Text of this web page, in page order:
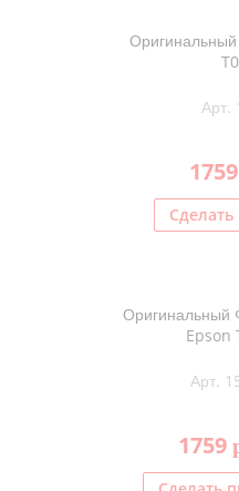
Арт.
1759
Сделать
Оригинальный
Epson
Арт.
1759